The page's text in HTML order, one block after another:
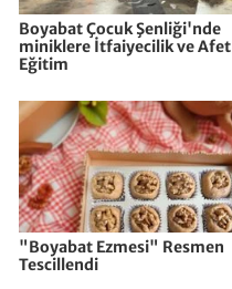
Boyabat Çocuk Şenliği'nde
miniklere İtfaiyecilik ve Afet
Eğitim
"Boyabat Ezmesi" Resmen
Tescillendi